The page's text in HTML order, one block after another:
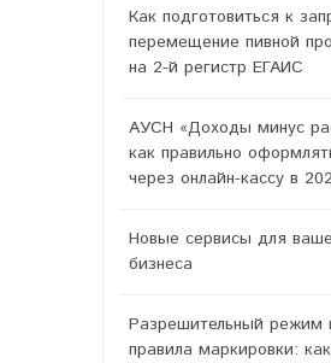
Как подготовиться к
перемещение пивной
на 2-й регистр ЕГАИС
АУСН «Доходы минус
как правильно
через онлайн-кассу в
Новые сервисы для
бизнеса
Разрешительный режим
правила маркировки: